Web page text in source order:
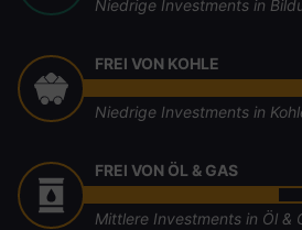
Niedrige Investments in
FREI VON KOHLE
Niedrige Investments in
FREI VON ÖL & GAS
Mittlere Investments in Öl &